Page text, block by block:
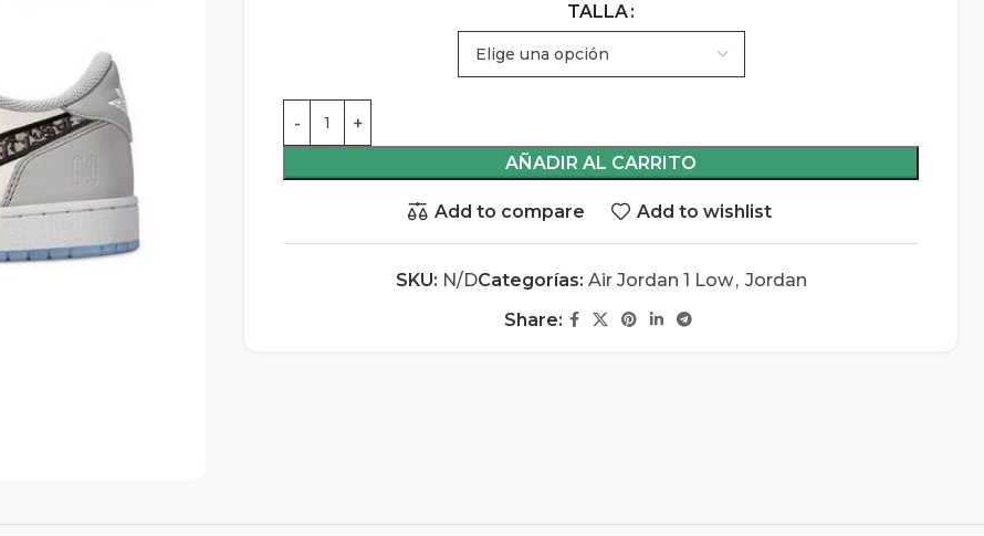
TALLA
AÑADIR AL CARRITO
Add to compare Add to wishlist
SKU: N/DCategorías: Air Jordan 1 Low, Jordan
Share: